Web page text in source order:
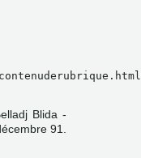
Blida -
91.